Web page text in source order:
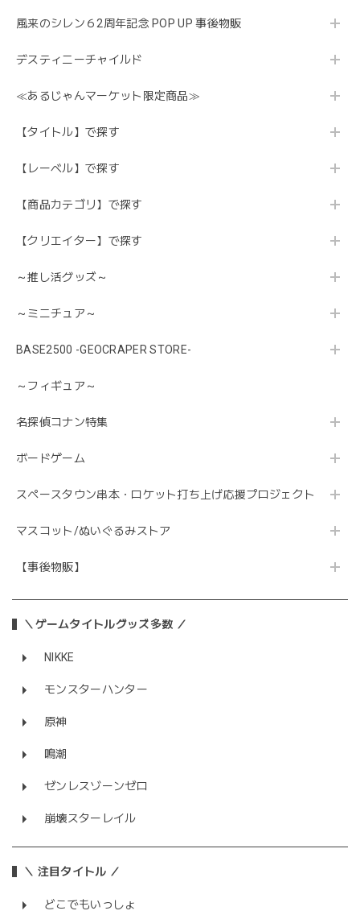
風来のシレン６2周年記念 POP UP 事後物販
デスティニーチャイルド
≪あるじゃんマーケット限定商品≫
【タイトル】で探す
【レーベル】で探す
【商品カテゴリ】で探す
【クリエイター】で探す
～推し活グッズ～
～ミニチュア～
BASE2500 -GEOCRAPER STORE-
～フィギュア～
名探偵コナン特集
ボードゲーム
スペースタウン串本・ロケット打ち上げ応援プロジェクト
マスコット/ぬいぐるみストア
【事後物販】
＼ゲームタイトルグッズ多数 ／
NIKKE
モンスターハンター
原神
鳴潮
ゼンレスゾーンゼロ
崩壊スターレイル
＼ 注目タイトル ／
どこでもいっしょ